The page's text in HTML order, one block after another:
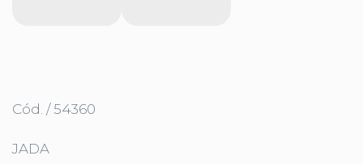
Cód. / 54360
JADA